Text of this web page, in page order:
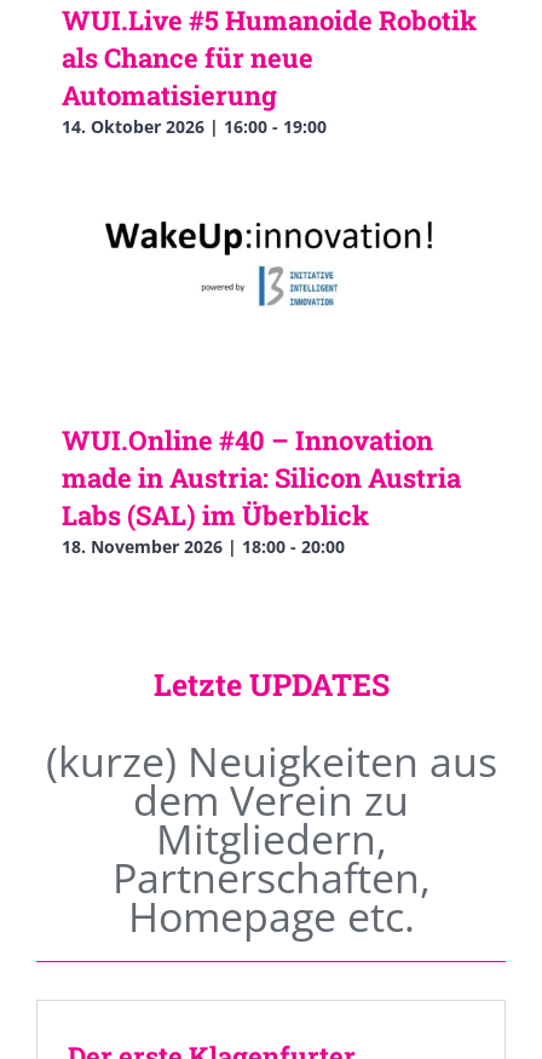
WUI.Live #5 Humanoide Robotik
als Chance für neue
Automatisierung
14. Oktober 2026 | 16:00 - 19:00
WUI.Online #40 – Innovation
made in Austria: Silicon Austria
Labs (SAL) im Überblick
18. November 2026 | 18:00 - 20:00
Letzte UPDATES
(kurze) Neuigkeiten aus
dem Verein zu
Mitgliedern,
Partnerschaften,
Homepage etc.